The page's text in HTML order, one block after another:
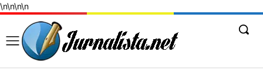
\n\n\n\n